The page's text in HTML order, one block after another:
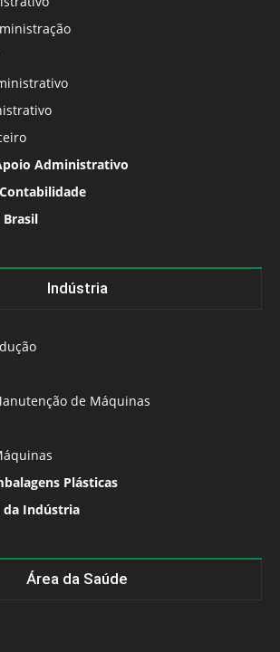
Administrativo
Brasil
Indústria
de Máquinas
Plásticas
da Indústria
Área da Saúde